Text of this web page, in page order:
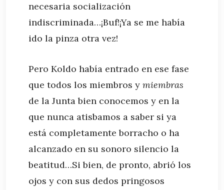
necesaria socialización
indiscriminada…¡Buf!¡Ya se me había
ido la pinza otra vez!
Pero Koldo había entrado en ese fase
que todos los miembros y miembras
de la Junta bien conocemos y en la
que nunca atisbamos a saber si ya
está completamente borracho o ha
alcanzado en su sonoro silencio la
beatitud…Si bien, de pronto, abrió los
ojos y con sus dedos pringosos